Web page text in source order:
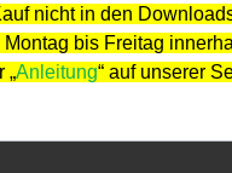
nicht in den
bis Freitag
„Anleitung“ auf unserer